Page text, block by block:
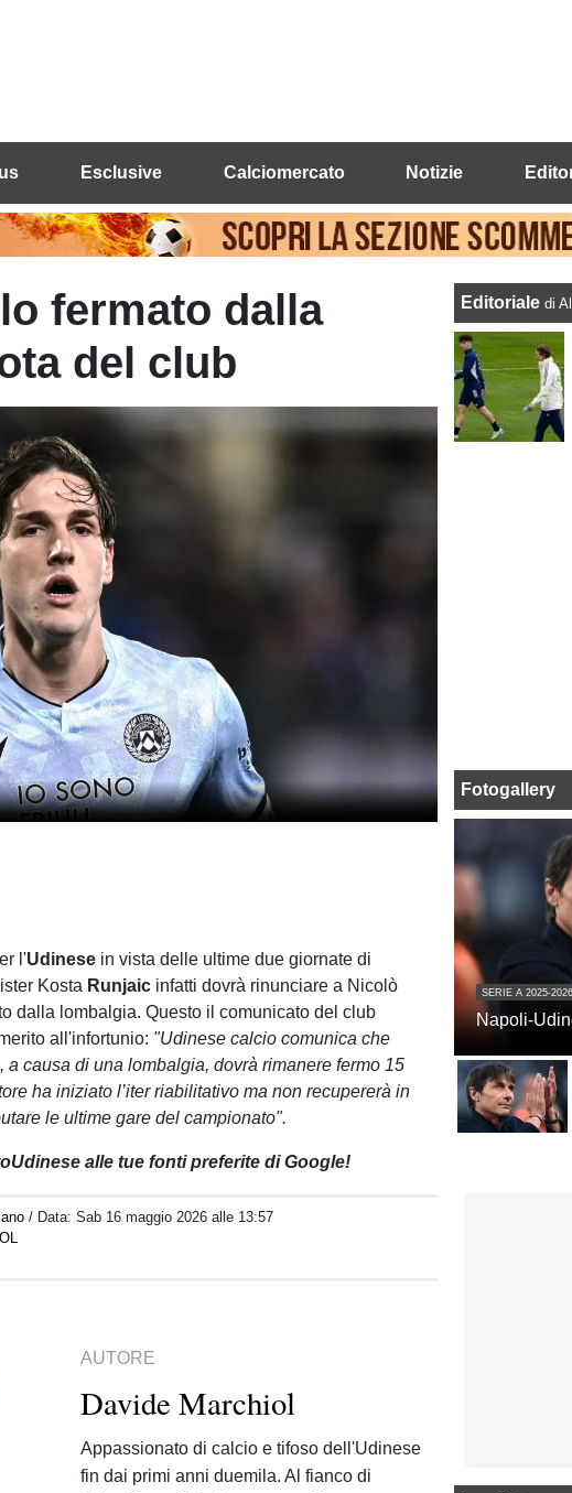
Esclusive Calciomercato Notizie
fermato dalla
del club
l'Udinese in vista delle ultime due giornate di
Kosta Runjaic infatti dovrà rinunciare a Nicolò
dalla lombalgia. Questo il comunicato del club
all'infortunio: "Udinese calcio comunica che
a causa di una lombalgia, dovrà rimanere fermo 15
ha iniziato l’iter riabilitativo ma non recupererà in
le ultime gare del campionato".
alle tue fonti preferite di Google!
/ Data:Sab 16 maggio 2026 alle 13:57
AUTORE
Davide Marchiol
Appassionato di calcio e tifoso dell'Udinese
fin dai primi anni duemila. Al fianco di
Editorialedi
Fotogallery
SERIE A 2025-2026
Napoli-